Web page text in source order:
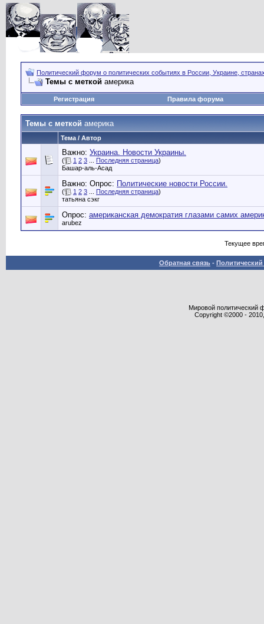
Политический форум о политических событиях в России, Украине,
Темы с меткой америка
Регистрация Правила форума
Темы с меткой америка
Тема / Автор
Важно: Украина. Новости Украины.
( 1 2 3 Последняя страница)
Башар-аль-Асад
Важно: Опрос: Политические новости России.
( 1 2 3 Последняя страница)
татьяна сэкг
Опрос: американская демократия глазами самих
arubez
Текущее
Обратная связь -
Мировой политический
Copyright ©2000 -